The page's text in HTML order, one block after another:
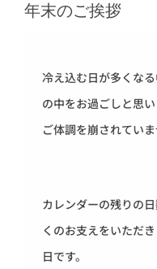
年末のご挨拶
冷え込む日が多くな
の中をお過ごしと思い
ご体調を崩されていま
カレンダーの残りの
くのお支えをいただ
日です。